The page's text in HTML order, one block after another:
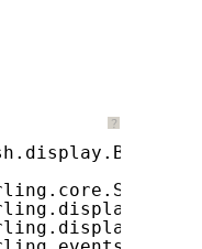
？